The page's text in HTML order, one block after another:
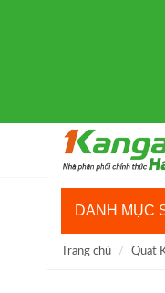
DANH MỤC
Trang chủ Quạt